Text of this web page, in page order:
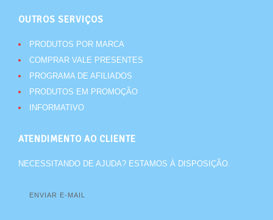
OUTROS SERVIÇOS
PRODUTOS POR MARCA
COMPRAR VALE PRESENTES
PROGRAMA DE AFILIADOS
PRODUTOS EM PROMOÇÃO
INFORMATIVO
ATENDIMENTO AO CLIENTE
NECESSITANDO DE AJUDA? ESTAMOS À DISPOSIÇÃO.
ENVIAR E-MAIL